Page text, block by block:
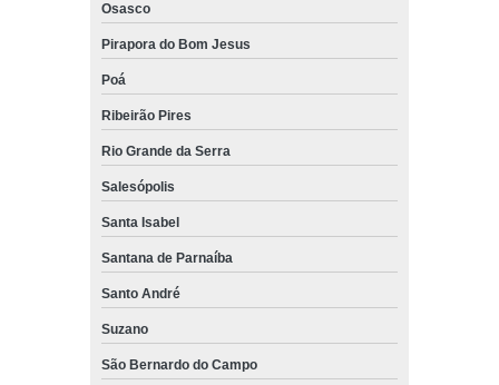
Osasco
Pirapora do Bom Jesus
Poá
Ribeirão Pires
Rio Grande da Serra
Salesópolis
Santa Isabel
Santana de Parnaíba
Santo André
Suzano
São Bernardo do Campo